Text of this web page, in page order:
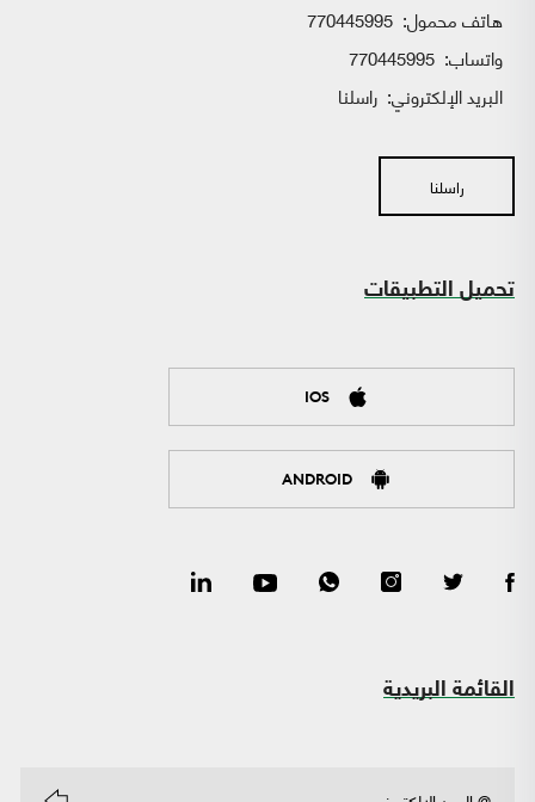
هاتف محمول: 770445995
واتساب:
البريد الإلكتروني: راسلنا
راسلنا
تحميل التطبيقات
IOS
ANDROID
القائمة البريدية